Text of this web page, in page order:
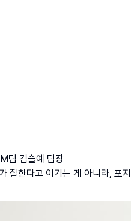
팀 김슬예 팀장
한다고 이기는 게 아니라, 포